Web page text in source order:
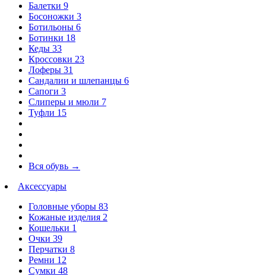
Балетки 9
Босоножки 3
Ботильоны 6
Ботинки 18
Кеды 33
Кроссовки 23
Лоферы 31
Сандалии и шлепанцы 6
Сапоги 3
Слиперы и мюли 7
Туфли 15
Вся обувь →
Аксессуары
Головные уборы 83
Кожаные изделия 2
Кошельки 1
Очки 39
Перчатки 8
Ремни 12
Сумки 48